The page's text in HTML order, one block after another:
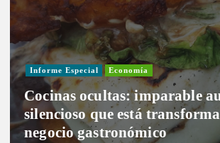
Informe Especial Economía
Cocinas ocultas: imparable
silencioso que está
negocio gastronómico